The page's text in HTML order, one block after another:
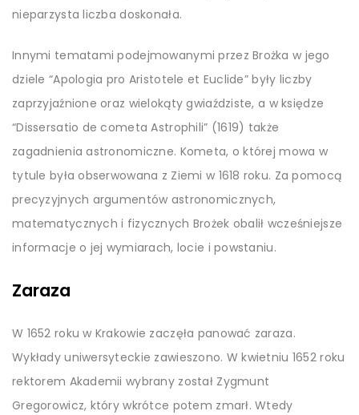
nieparzysta liczba doskonała.
Innymi tematami podejmowanymi przez Brożka w jego
dziele “Apologia pro Aristotele et Euclide” były liczby
zaprzyjaźnione oraz wielokąty gwiaździste, a w księdze
“Dissersatio de cometa Astrophili” (1619) także
zagadnienia astronomiczne. Kometa, o której mowa w
tytule była obserwowana z Ziemi w 1618 roku. Za pomocą
precyzyjnych argumentów astronomicznych,
matematycznych i fizycznych Brożek obalił wcześniejsze
informacje o jej wymiarach, locie i powstaniu.
Zaraza
W 1652 roku w Krakowie zaczęła panować zaraza.
Wykłady uniwersyteckie zawieszono. W kwietniu 1652 roku
rektorem Akademii wybrany został Zygmunt
Gregorowicz, który wkrótce potem zmarł. Wtedy